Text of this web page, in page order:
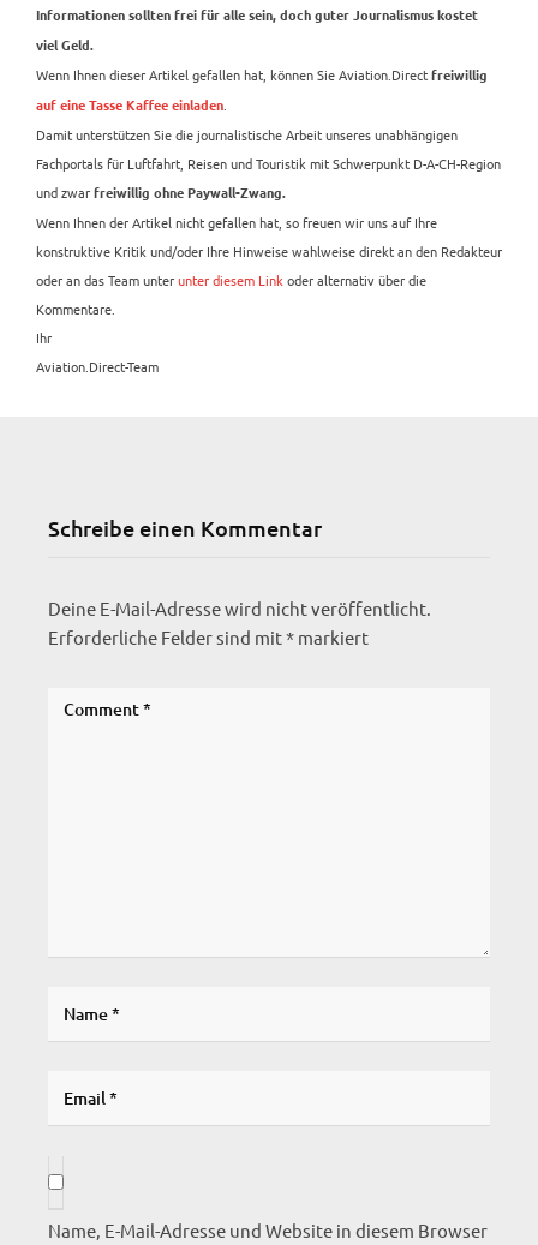
Informationen sollten frei für alle sein, doch guter Journalismus kostet
viel Geld.
Wenn Ihnen dieser Artikel gefallen hat, können Sie Aviation.Direct freiwillig
auf eine Tasse Kaffee einladen
Damit unterstützen Sie die journalistische Arbeit unseres unabhängigen
Fachportals für Luftfahrt, Reisen und Touristik mit Schwerpunkt D-A-CH-Region
und zwar freiwillig ohne Paywall-Zwang.
Wenn Ihnen der Artikel nicht gefallen hat, so freuen wir uns auf Ihre
konstruktive Kritik und/oder Ihre Hinweise wahlweise direkt an den Redakteur
oder an das Team unterunter diesem Link oder alternativ über die
Kommentare.
Ihr
Aviation.Direct-Team
Schreibe einen Kommentar
Deine E-Mail-Adresse wird nicht veröffentlicht.
Erforderliche Felder sind mit* markiert
Name, E-Mail-Adresse und Website in diesem Browser